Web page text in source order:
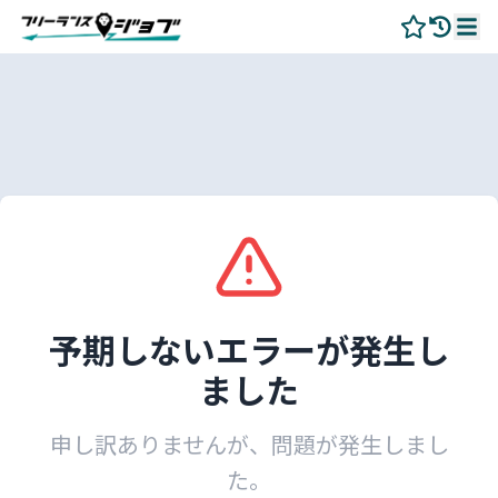
予期しないエラーが発生し
ました
申し訳ありませんが、問題が発生しまし
た。